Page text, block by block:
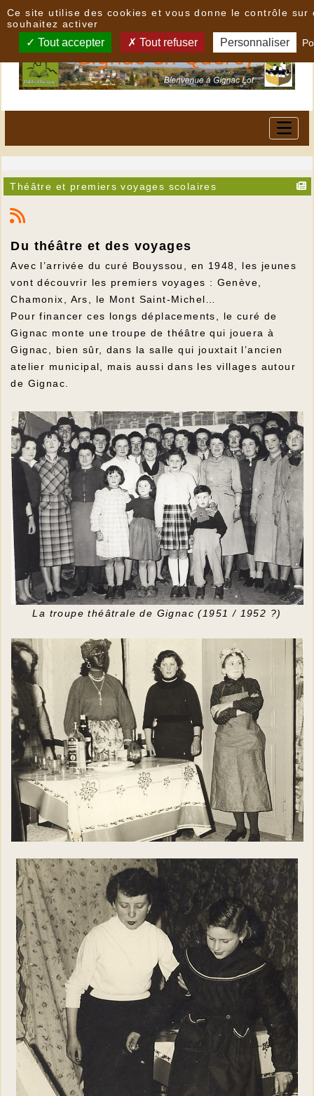
Théâtre et premiers voyages scolaires
Du théâtre et des voyages
Avec l’arrivée du curé Bouyssou, en 1948, les jeunes
vont découvrir les premiers voyages : Genève,
Chamonix, Ars, le Mont Saint-Michel…
Pour financer ces longs déplacements, le curé de
Gignac monte une troupe de théâtre qui jouera à
Gignac, bien sûr, dans la salle qui jouxtait l’ancien
atelier municipal, mais aussi dans les villages autour
de Gignac.
La troupe théâtrale de Gignac (1951 / 1952 ?)
Ce site utilise des cookies et vous donne le contrôle sur
souhaitez activer
Tout accepter Tout refuser Personnaliser